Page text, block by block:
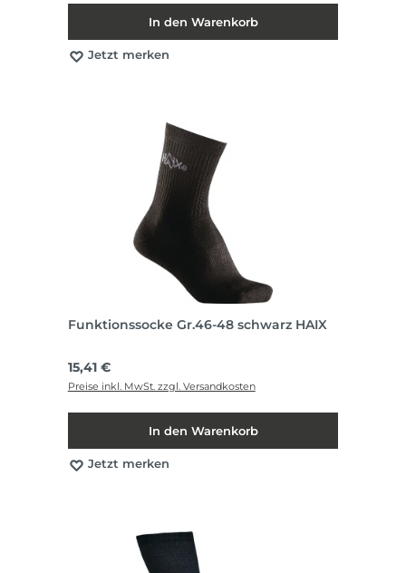
In den Warenkorb
Jetzt merken
Funktionssocke Gr.46-48 schwarz HAIX
Regulärer Preis:
15,41 €
Preise inkl. MwSt. zzgl. Versandkosten
In den Warenkorb
Jetzt merken